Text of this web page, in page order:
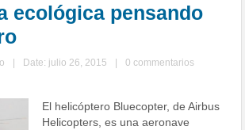
ecológica pensando
Date: julio 26, 2015
0 commentarios
El helicóptero Bluecopter, de Airbus
Helicopters, es una aeronave